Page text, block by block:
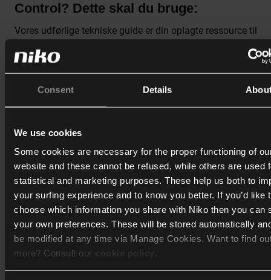
Consent Details
We use cookies
Some cookies are necessary for the proper functioning of
website and these cannot be refused, while others are used
statistical and marketing purposes. These help us both to
your surfing experience and to know you better. If you’d like
choose which information you share with Niko then you can
your own preferences. These will be stored automatically
be modified at any time via Manage Cookies. Want to find
more? Consult our
.
Control? Dette skal du bruge:
Vores udførlige tekniske guide er din oplagte ressource til
opsætning og integration af dit Easee system i dit Niko
Control-system. I guiden finder du detaljerede
anvendelseseksempler, kompatible produkter,
installationsoplysninger og programmeringseksempler, der
hvordan du optimerer interaktionen med disse
Uanset om du opsætter eller finjusterer dit Easee system,
denne guide alle de instruktioner, du behøver for at sikre en
problemfri og effektiv proces, der maksimerer potentialet i
integrerede løsninger.
Gå til Niko guiden